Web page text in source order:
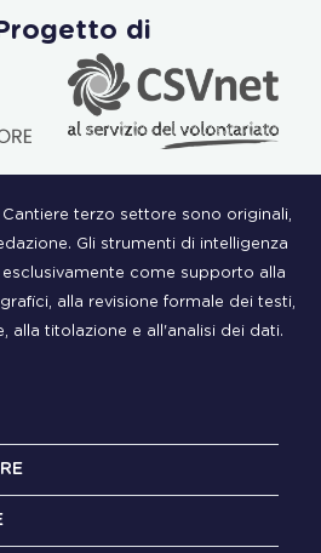
di
terzo settore sono originali,
Gli strumenti di intelligenza
come supporto alla
alla revisione formale dei testi,
alla titolazione e all'analisi dei dati.